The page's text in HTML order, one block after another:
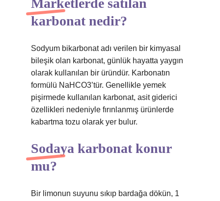
Marketlerde satılan
karbonat nedir?
Sodyum bikarbonat adı verilen bir kimyasal
bileşik olan karbonat, günlük hayatta yaygın
olarak kullanılan bir üründür. Karbonatın
formülü NaHCO3’tür. Genellikle yemek
pişirmede kullanılan karbonat, asit giderici
özellikleri nedeniyle fırınlanmış ürünlerde
kabartma tozu olarak yer bulur.
Sodaya karbonat konur
mu?
Bir limonun suyunu sıkıp bardağa dökün, 1